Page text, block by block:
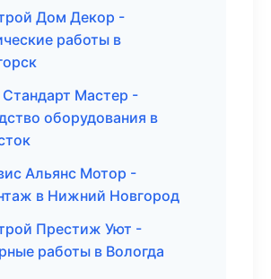
Дом Декор -
работы в
Мастер -
оборудования в
Альянс Мотор -
в Нижний Новгород
Престиж Уют -
работы в Вологда